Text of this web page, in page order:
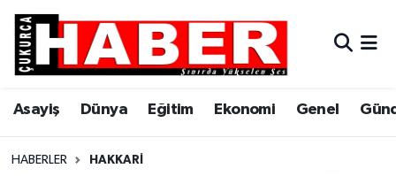
Asayiş Dünya Eğitim Ekonomi Genel
HABERLER HAKKARI
Asayiş
Dünya
Eğitim
Hava Durumu
Trafik Durumu
Süper Lig Puan Durumu ve Fikstür